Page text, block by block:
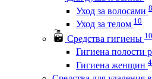
Уход за волосами
Уход за телом 10
Средства гигиены
Гигиена полости
Гигиена женщин